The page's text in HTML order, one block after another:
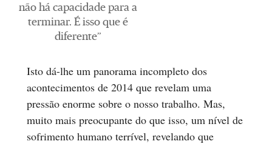
não há capacidade para a
terminar. É isso que é
diferente”
Isto dá-lhe um panorama incompleto dos
acontecimentos de 2014 que revelam uma
pressão enorme sobre o nosso trabalho. Mas,
muito mais preocupante do que isso, um nível de
sofrimento humano terrível, revelando que